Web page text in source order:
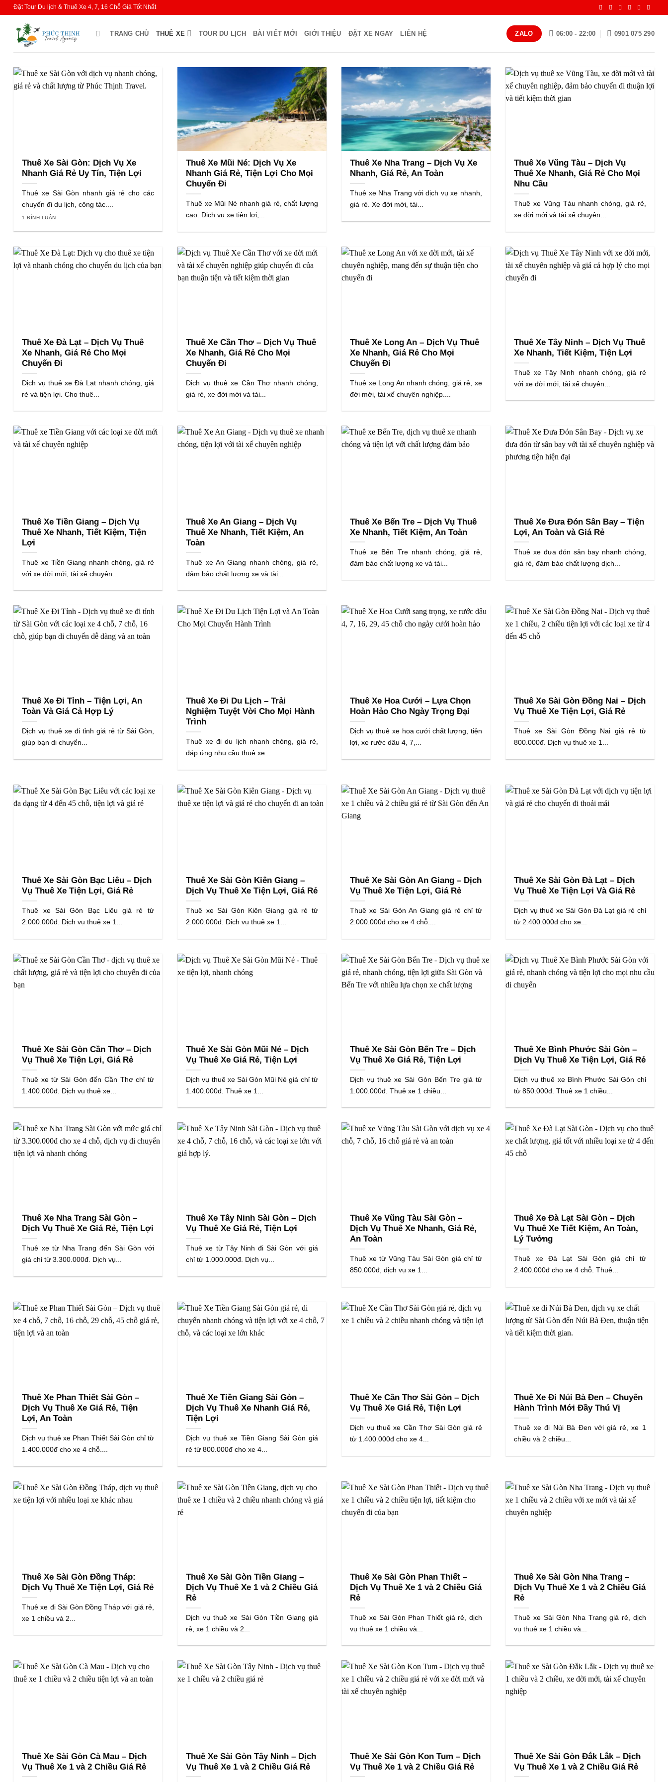
Đặt Tour Du lịch & Thuê Xe 4, 7, 16 Chỗ Giá Tốt Nhất
TRANG CHỦ THUÊ XE TOUR DU LỊCH BÀI VIẾT MỚI GIỚI THIỆU ĐẶT XE NGAY LIÊN HỆ ZALO 06:00 - 22:00 0901 075 290
Thuê Xe Sài Gòn: Dịch Vụ Xe
Nhanh Giá Rẻ Uy Tín, Tiện Lợi
Thuê xe Sài Gòn nhanh giá rẻ cho các
chuyến đi du lịch, công tác....
1 BÌNH LUẬN
Thuê Xe Mũi Né: Dịch Vụ Xe
Nhanh Giá Rẻ, Tiện Lợi Cho Mọi
Chuyến Đi
Thuê xe Mũi Né nhanh giá rẻ, chất lượng
cao. Dịch vụ xe tiện lợi,...
Thuê Xe Nha Trang – Dịch Vụ Xe
Nhanh, Giá Rẻ, An Toàn
Thuê xe Nha Trang với dịch vụ xe nhanh,
giá rẻ. Xe đời mới, tài...
Thuê Xe Vũng Tàu – Dịch Vụ
Thuê Xe Nhanh, Giá Rẻ Cho Mọi
Nhu Cầu
Thuê xe Vũng Tàu nhanh chóng, giá rẻ,
xe đời mới và tài xế chuyên...
Thuê Xe Đà Lạt – Dịch Vụ Thuê
Xe Nhanh, Giá Rẻ Cho Mọi
Chuyến Đi
Dịch vụ thuê xe Đà Lạt nhanh chóng, giá
rẻ và tiện lợi. Cho thuê...
Thuê Xe Cần Thơ – Dịch Vụ Thuê
Xe Nhanh, Giá Rẻ Cho Mọi
Chuyến Đi
Dịch vụ thuê xe Cần Thơ nhanh chóng,
giá rẻ, xe đời mới và tài...
Thuê Xe Long An – Dịch Vụ Thuê
Xe Nhanh, Giá Rẻ Cho Mọi
Chuyến Đi
Thuê xe Long An nhanh chóng, giá rẻ, xe
đời mới, tài xế chuyên nghiệp....
Thuê Xe Tây Ninh – Dịch Vụ Thuê
Xe Nhanh, Tiết Kiệm, Tiện Lợi
Thuê xe Tây Ninh nhanh chóng, giá rẻ
với xe đời mới, tài xế chuyên...
Thuê Xe Tiền Giang – Dịch Vụ
Thuê Xe Nhanh, Tiết Kiệm, Tiện
Lợi
Thuê xe Tiền Giang nhanh chóng, giá rẻ
với xe đời mới, tài xế chuyên...
Thuê Xe An Giang – Dịch Vụ
Thuê Xe Nhanh, Tiết Kiệm, An
Toàn
Thuê xe An Giang nhanh chóng, giá rẻ,
đảm bảo chất lượng xe và tài...
Thuê Xe Bến Tre – Dịch Vụ Thuê
Xe Nhanh, Tiết Kiệm, An Toàn
Thuê xe Bến Tre nhanh chóng, giá rẻ,
đảm bảo chất lượng xe và tài...
Thuê Xe Đưa Đón Sân Bay – Tiện
Lợi, An Toàn và Giá Rẻ
Thuê xe đưa đón sân bay nhanh chóng,
giá rẻ, đảm bảo chất lượng dịch...
Thuê Xe Đi Tỉnh – Tiện Lợi, An
Toàn Và Giá Cả Hợp Lý
Dịch vụ thuê xe đi tỉnh giá rẻ từ Sài Gòn,
giúp bạn di chuyển...
Thuê Xe Đi Du Lịch – Trải
Nghiệm Tuyệt Vời Cho Mọi Hành
Trình
Thuê xe đi du lịch nhanh chóng, giá rẻ,
đáp ứng nhu cầu thuê xe...
Thuê Xe Hoa Cưới – Lựa Chọn
Hoàn Hảo Cho Ngày Trọng Đại
Dịch vụ thuê xe hoa cưới chất lượng, tiện
lợi, xe rước dâu 4, 7,...
Thuê Xe Sài Gòn Đồng Nai – Dịch
Vụ Thuê Xe Tiện Lợi, Giá Rẻ
Thuê xe Sài Gòn Đồng Nai giá rẻ từ
800.000đ. Dịch vụ thuê xe 1...
Thuê Xe Sài Gòn Bạc Liêu – Dịch
Vụ Thuê Xe Tiện Lợi, Giá Rẻ
Thuê xe Sài Gòn Bạc Liêu giá rẻ từ
2.000.000đ. Dịch vụ thuê xe 1...
Thuê Xe Sài Gòn Kiên Giang –
Dịch Vụ Thuê Xe Tiện Lợi, Giá Rẻ
Thuê xe Sài Gòn Kiên Giang giá rẻ từ
2.000.000đ. Dịch vụ thuê xe 1...
Thuê Xe Sài Gòn An Giang – Dịch
Vụ Thuê Xe Tiện Lợi, Giá Rẻ
Thuê xe Sài Gòn An Giang giá rẻ chỉ từ
2.000.000đ cho xe 4 chỗ....
Thuê Xe Sài Gòn Đà Lạt – Dịch
Vụ Thuê Xe Tiện Lợi Và Giá Rẻ
Dịch vụ thuê xe Sài Gòn Đà Lạt giá rẻ chỉ
từ 2.400.000đ cho xe...
Thuê Xe Sài Gòn Cần Thơ – Dịch
Vụ Thuê Xe Tiện Lợi, Giá Rẻ
Thuê xe từ Sài Gòn đến Cần Thơ chỉ từ
1.400.000đ. Dịch vụ thuê xe...
Thuê Xe Sài Gòn Mũi Né – Dịch
Vụ Thuê Xe Giá Rẻ, Tiện Lợi
Dịch vụ thuê xe Sài Gòn Mũi Né giá chỉ từ
1.400.000đ. Thuê xe 1...
Thuê Xe Sài Gòn Bến Tre – Dịch
Vụ Thuê Xe Giá Rẻ, Tiện Lợi
Dịch vụ thuê xe Sài Gòn Bến Tre giá từ
1.000.000đ. Thuê xe 1 chiều...
Thuê Xe Bình Phước Sài Gòn –
Dịch Vụ Thuê Xe Tiện Lợi, Giá Rẻ
Dịch vụ thuê xe Bình Phước Sài Gòn chỉ
từ 850.000đ. Thuê xe 1 chiều...
Thuê Xe Nha Trang Sài Gòn –
Dịch Vụ Thuê Xe Giá Rẻ, Tiện Lợi
Thuê xe từ Nha Trang đến Sài Gòn với
giá chỉ từ 3.300.000đ. Dịch vụ...
Thuê Xe Tây Ninh Sài Gòn – Dịch
Vụ Thuê Xe Giá Rẻ, Tiện Lợi
Thuê xe từ Tây Ninh đi Sài Gòn với giá
chỉ từ 1.000.000đ. Dịch vụ...
Thuê Xe Vũng Tàu Sài Gòn –
Dịch Vụ Thuê Xe Nhanh, Giá Rẻ,
An Toàn
Thuê xe từ Vũng Tàu Sài Gòn giá chỉ từ
850.000đ, dịch vụ xe 1...
Thuê Xe Đà Lạt Sài Gòn – Dịch
Vụ Thuê Xe Tiết Kiệm, An Toàn,
Lý Tưởng
Thuê xe Đà Lạt Sài Gòn giá chỉ từ
2.400.000đ cho xe 4 chỗ. Thuê...
Thuê Xe Phan Thiết Sài Gòn –
Dịch Vụ Thuê Xe Giá Rẻ, Tiện
Lợi, An Toàn
Dịch vụ thuê xe Phan Thiết Sài Gòn chỉ từ
1.400.000đ cho xe 4 chỗ....
Thuê Xe Tiền Giang Sài Gòn –
Dịch Vụ Thuê Xe Nhanh Giá Rẻ,
Tiện Lợi
Dịch vụ thuê xe Tiền Giang Sài Gòn giá
rẻ từ 800.000đ cho xe 4...
Thuê Xe Cần Thơ Sài Gòn – Dịch
Vụ Thuê Xe Giá Rẻ, Tiện Lợi
Dịch vụ thuê xe Cần Thơ Sài Gòn giá rẻ
từ 1.400.000đ cho xe 4...
Thuê Xe Đi Núi Bà Đen – Chuyến
Hành Trình Mới Đầy Thú Vị
Thuê xe đi Núi Bà Đen với giá rẻ, xe 1
chiều và 2 chiều...
Thuê Xe Sài Gòn Đồng Tháp:
Dịch Vụ Thuê Xe Tiện Lợi, Giá Rẻ
Thuê xe đi Sài Gòn Đồng Tháp với giá rẻ,
xe 1 chiều và 2...
Thuê Xe Sài Gòn Tiền Giang –
Dịch Vụ Thuê Xe 1 và 2 Chiều Giá
Rẻ
Dịch vụ thuê xe Sài Gòn Tiền Giang giá
rẻ, xe 1 chiều và 2...
Thuê Xe Sài Gòn Phan Thiết –
Dịch Vụ Thuê Xe 1 và 2 Chiều Giá
Rẻ
Thuê xe Sài Gòn Phan Thiết giá rẻ, dịch
vụ thuê xe 1 chiều và...
Thuê Xe Sài Gòn Nha Trang –
Dịch Vụ Thuê Xe 1 và 2 Chiều Giá
Rẻ
Thuê xe Sài Gòn Nha Trang giá rẻ, dịch
vụ thuê xe 1 chiều và...
Thuê Xe Sài Gòn Cà Mau – Dịch
Vụ Thuê Xe 1 và 2 Chiều Giá Rẻ
Thuê Xe Sài Gòn Tây Ninh – Dịch
Vụ Thuê Xe 1 và 2 Chiều Giá Rẻ
Thuê Xe Sài Gòn Kon Tum – Dịch
Vụ Thuê Xe 1 và 2 Chiều Giá Rẻ
Thuê Xe Sài Gòn Đắk Lắk – Dịch
Vụ Thuê Xe 1 và 2 Chiều Giá Rẻ